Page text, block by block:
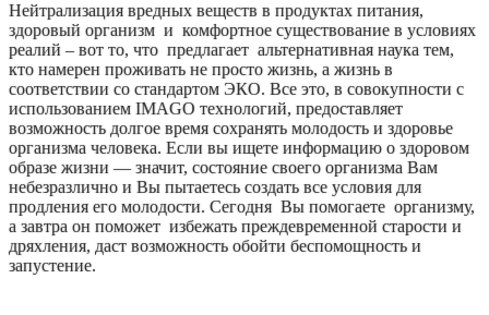
Нейтрализация вредных веществ в продуктах питания,
здоровый организм и комфортное существование в условиях
реалий – вот то, что предлагает альтернативная наука тем,
кто намерен проживать не просто жизнь, а жизнь в
соответствии со стандартом ЭКО. Все это, в совокупности с
использованием IMAGO технологий, предоставляет
возможность долгое время сохранять молодость и здоровье
организма человека. Если вы ищете информацию о здоровом
образе жизни — значит, состояние своего организма Вам
небезразлично и Вы пытаетесь создать все условия для
продления его молодости. Сегодня Вы помогаете организму,
а завтра он поможет избежать преждевременной старости и
дряхления, даст возможность обойти беспомощность и
запустение.